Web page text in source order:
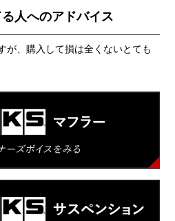
人へのアドバイス
が、購入して損は全くないとても